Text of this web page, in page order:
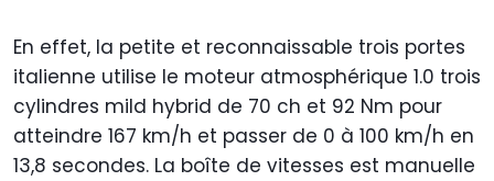
En effet, la petite et reconnaissable trois portes
italienne utilise le moteur atmosphérique 1.0 trois
cylindres mild hybrid de 70 ch et 92 Nm pour
atteindre 167 km/h et passer de 0 à 100 km/h en
13,8 secondes. La boîte de vitesses est manuelle